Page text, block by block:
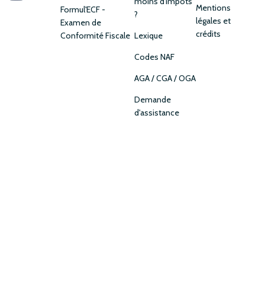
Formul'ECF -
Examen de
Conformité Fiscale
?
Lexique
Codes NAF
AGA / CGA / OGA
Demande
d'assistance
Mentions
légales et
crédits